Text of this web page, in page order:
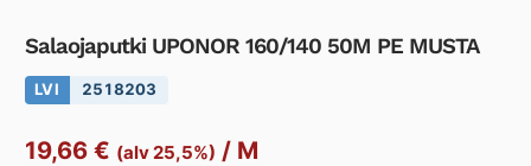
Salaojaputki UPONOR 160/140 50M PE MUSTA
LVI 2518203
19,66 € (alv 25,5%) / M